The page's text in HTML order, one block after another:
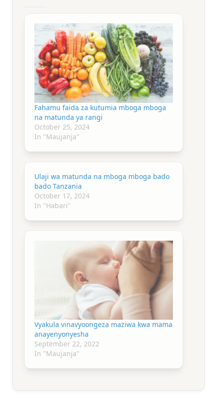
Fahamu faida za kutumia mboga mboga
na matunda ya rangi
October 25, 2024
In "Maujanja"
Ulaji wa matunda na mboga mboga bado
bado Tanzania
October 17, 2024
In "Habari"
Vyakula vinavyoongeza maziwa kwa mama
anayenyonyesha
September 22, 2022
In "Maujanja"